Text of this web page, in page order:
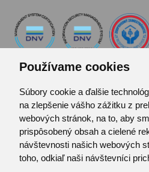
Používame cookies
Súbory cookie a ďalšie
na zlepšenie vášho zážitku z
webových stránok, na to, aby
prispôsobený obsah a cielené
návštevnosti našich webových
toho, odkiaľ naši návštevníci
Kontakt
Pozvánka do infocentra
Zoznam použitých skratiek
Mapa stránok
RSS